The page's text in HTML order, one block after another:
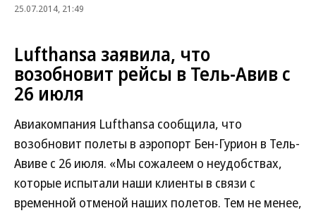
25.07.2014, 21:49
Lufthansa заявила, что
возобновит рейсы в Тель-Авив с
26 июля
Авиакомпания Lufthansa сообщила, что
возобновит полеты в аэропорт Бен-Гурион в Тель-
Авиве с 26 июля. «Мы сожалеем о неудобствах,
которые испытали наши клиенты в связи с
временной отменой наших полетов. Тем не менее,